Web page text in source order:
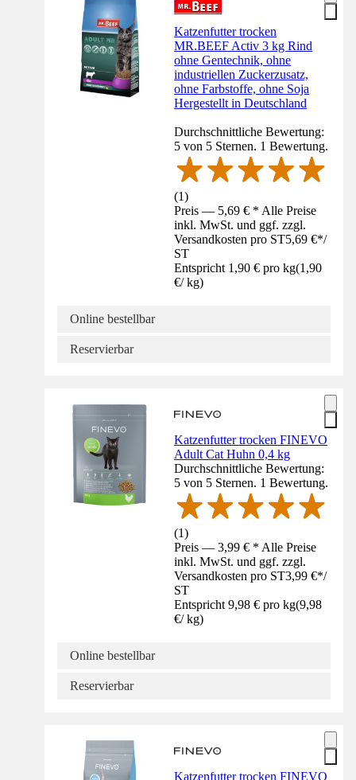
Katzenfutter trocken
MR.BEEF Activ 3 kg Rind
ohne Gentechnik, ohne
industriellen Zuckerzusatz,
ohne Farbstoffe, ohne Soja
Hergestellt in Deutschland
Durchschnittliche Bewertung:
5 von 5 Sternen. 1 Bewertung.
(1)
Preis — 5,69 € * Alle Preise
inkl. MwSt. und ggf. zzgl.
Versandkosten pro ST5,69 €*/
ST
Entspricht 1,90 € pro kg(1,90
€/ kg)
Online bestellbar
Reservierbar
Katzenfutter trocken FINEVO
Adult Cat Huhn 0,4 kg
Durchschnittliche Bewertung:
5 von 5 Sternen. 1 Bewertung.
(1)
Preis — 3,99 € * Alle Preise
inkl. MwSt. und ggf. zzgl.
Versandkosten pro ST3,99 €*/
ST
Entspricht 9,98 € pro kg(9,98
€/ kg)
Online bestellbar
Reservierbar
Katzenfutter trocken FINEVO